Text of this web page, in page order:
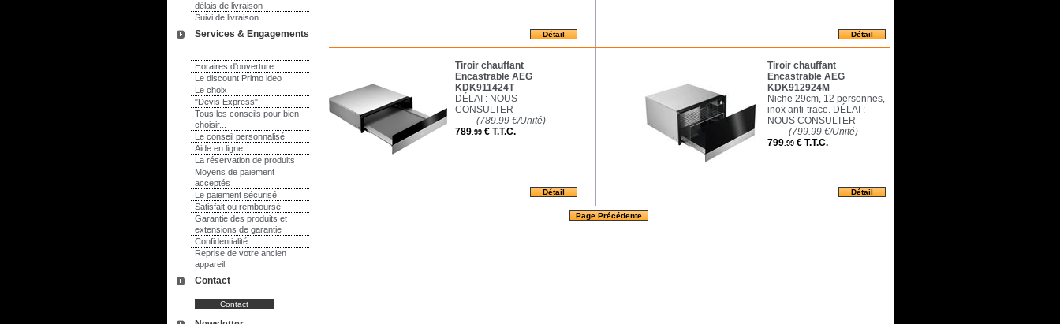
délais de livraison
Suivi de livraison
Services & Engagements
Horaires d'ouverture
Le discount Primo ideo
Le choix
"Devis Express"
Tous les conseils pour bien
choisir...
Le conseil personnalisé
Aide en ligne
La réservation de produits
Moyens de paiement
acceptés
Le paiement sécurisé
Satisfait ou remboursé
Garantie des produits et
extensions de garantie
Confidentialité
Reprise de votre ancien
appareil
Contact
Tiroir chauffant
Encastrable AEG
KDK911424T
DÉLAI : NOUS
CONSULTER
(789.99 €/Unité)
789.99 € T.T.C.
Tiroir chauffant
Encastrable AEG
KDK912924M
Niche 29cm, 12 personnes,
inox anti-trace. DÉLAI :
NOUS CONSULTER
(799.99 €/Unité)
799.99 € T.T.C.